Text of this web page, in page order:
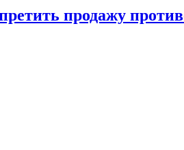
продажу